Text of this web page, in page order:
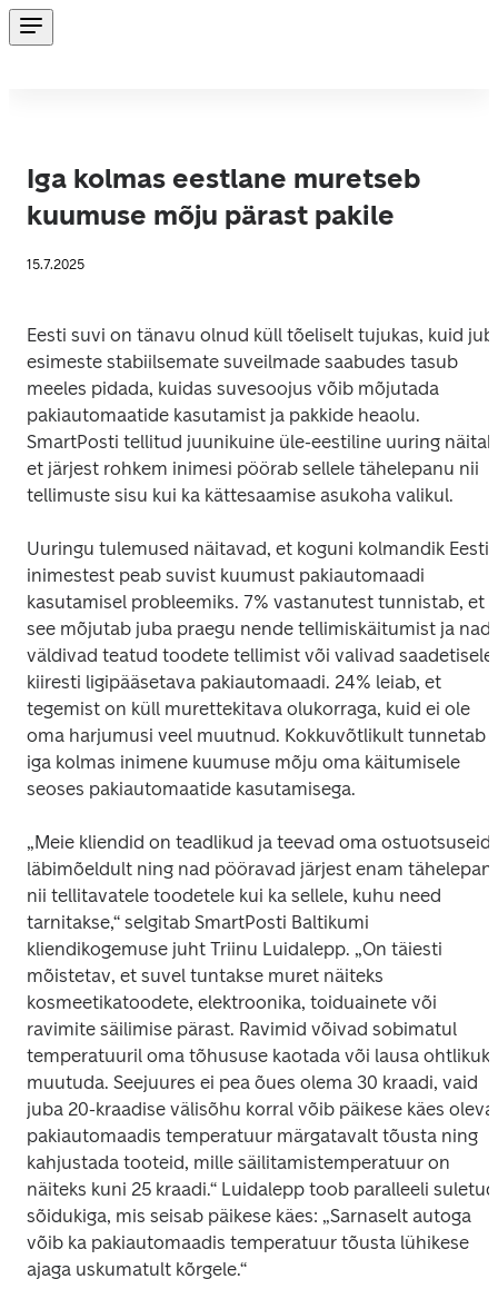
Iga kolmas eestlane muretseb
kuumuse mõju pärast pakile
15.7.2025
Eesti suvi on tänavu olnud küll tõeliselt tujukas, kuid
esimeste stabiilsemate suveilmade saabudes tasub
meeles pidada, kuidas suvesoojus võib mõjutada
pakiautomaatide kasutamist ja pakkide heaolu.
SmartPosti tellitud juunikuine üle-eestiline uuring
et järjest rohkem inimesi pöörab sellele tähelepanu nii
tellimuste sisu kui ka kättesaamise asukoha valikul.
Uuringu tulemused näitavad, et koguni kolmandik Eesti
inimestest peab suvist kuumust pakiautomaadi
kasutamisel probleemiks. 7% vastanutest tunnistab, et
see mõjutab juba praegu nende tellimiskäitumist ja nad
väldivad teatud toodete tellimist või valivad saadetisele
kiiresti ligipääsetava pakiautomaadi. 24% leiab, et
tegemist on küll murettekitava olukorraga, kuid ei ole
oma harjumusi veel muutnud. Kokkuvõtlikult tunnetab
iga kolmas inimene kuumuse mõju oma käitumisele
seoses pakiautomaatide kasutamisega.
„Meie kliendid on teadlikud ja teevad oma ostuotsuseid
läbimõeldult ning nad pööravad järjest enam
nii tellitavatele toodetele kui ka sellele, kuhu need
tarnitakse,“ selgitab SmartPosti Baltikumi
kliendikogemuse juht Triinu Luidalepp. „On täiesti
mõistetav, et suvel tuntakse muret näiteks
kosmeetikatoodete, elektroonika, toiduainete või
ravimite säilimise pärast. Ravimid võivad sobimatul
temperatuuril oma tõhususe kaotada või lausa ohtlikuks
muutuda. Seejuures ei pea õues olema 30 kraadi, vaid
juba 20-kraadise välisõhu korral võib päikese käes
pakiautomaadis temperatuur märgatavalt tõusta ning
kahjustada tooteid, mille säilitamistemperatuur on
näiteks kuni 25 kraadi.“ Luidalepp toob paralleeli suletud
sõidukiga, mis seisab päikese käes: „Sarnaselt autoga
võib ka pakiautomaadis temperatuur tõusta lühikese
ajaga uskumatult kõrgele.“